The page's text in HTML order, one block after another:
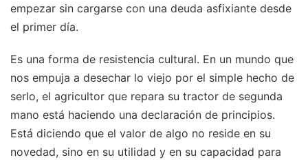
empezar sin cargarse con una deuda asfixiante desde
el primer día.
Es una forma de resistencia cultural. En un mundo que
nos empuja a desechar lo viejo por el simple hecho de
serlo, el agricultor que repara su tractor de segunda
mano está haciendo una declaración de principios.
Está diciendo que el valor de algo no reside en su
novedad, sino en su utilidad y en su capacidad para